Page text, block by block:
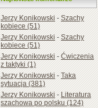
Jerzy Konikowski-Szachy
kobiece (51)
Jerzy Konikowski-Szachy
kobiece (51)
Jerzy Konikowski-Ćwiczenia
z taktyki (1)
Jerzy Konikowski-Taka
sytuacja (381)
Jerzy Konikowski-Literatura
szachowa po polsku (124)